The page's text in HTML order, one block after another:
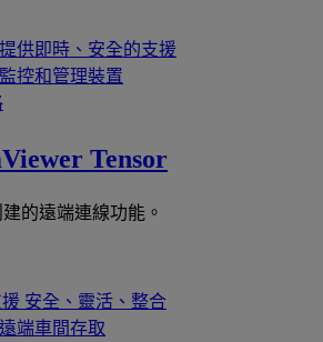
提供即時、安全的支援
監控和管理裝置
Tensor
的遠端連線功能。
安全、靈活、整合
遠端車間存取